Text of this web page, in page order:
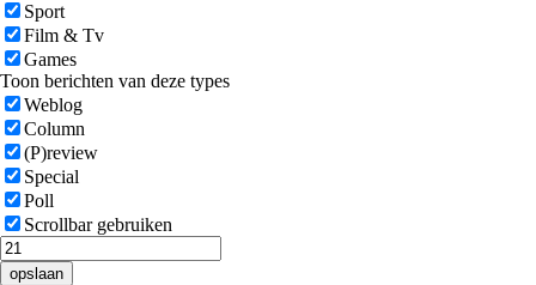
Sport
Film & Tv
Games
Toon berichten van deze types
Weblog
Column
(P)review
Special
Poll
Scrollbar gebruiken
opslaan